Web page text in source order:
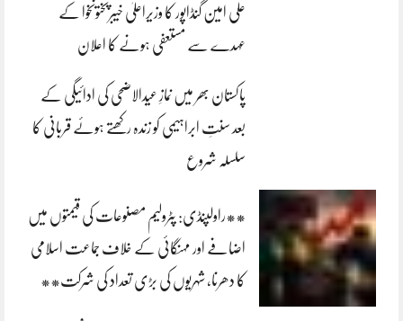
علی امین گنڈاپور کا وزیراعلیٰ خیبرپختونخوا کے
عہدے سے مستعفی ہونے کا اعلان
پاکستان بھر میں نمازِ عیدالاضحی کی ادائیگی کے
بعد سنتِ ابراہیمی کو زندہ رکھتے ہوئے قربانی کا
سلسلہ شروع
**راولپنڈی: پٹرولیم مصنوعات کی قیمتوں میں
اضافے اور مہنگائی کے خلاف جماعت اسلامی
کا دھرنا، شہریوں کی بڑی تعداد کی شرکت**